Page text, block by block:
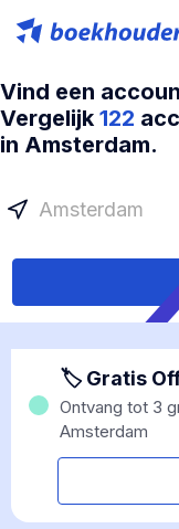
Vind een
Vergelijk 122
in Amsterdam.
🏷 Gratis
Ontvang tot 3
Amsterdam